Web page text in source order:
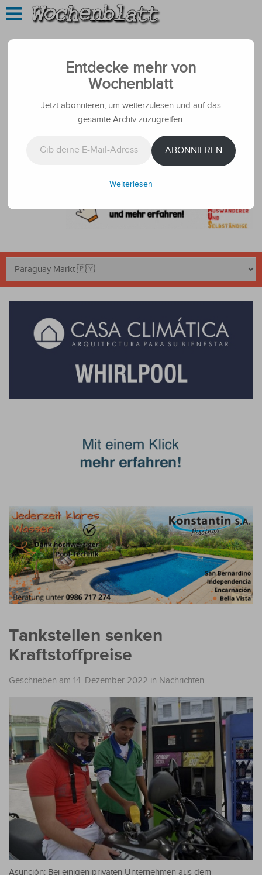
Tankstellen senken
Kraftstoffpreise
Geschrieben am 14. Dezember 2022 in Nachrichten
Asunción: Bei einigen privaten Unternehmen aus dem
Entdecke mehr von
Wochenblatt
Jetzt abonnieren, um weiterzulesen und auf das
gesamte Archiv zuzugreifen.
ABONNIEREN
Weiterlesen